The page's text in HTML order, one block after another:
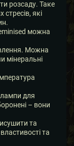
розсаду. Таке
які
можна
Можна
мінеральні
лампи для
– вони
та
та